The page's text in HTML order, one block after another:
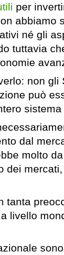
per
abbiamo
né gli
tuttavia
non gli
può
dal
molto
dei
tanta
livello